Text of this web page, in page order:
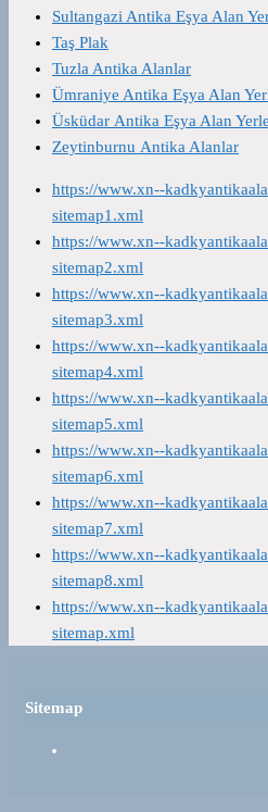
Sultangazi Antika Eşya Alan
Taş Plak
Tuzla Antika Alanlar
Ümraniye Antika Eşya Alan
Üsküdar Antika Eşya Alan
Zeytinburnu Antika Alanlar
https://www.xn--
sitemap1.xml
https://www.xn--
sitemap2.xml
https://www.xn--
sitemap3.xml
https://www.xn--
sitemap4.xml
https://www.xn--
sitemap5.xml
https://www.xn--
sitemap6.xml
https://www.xn--
sitemap7.xml
https://www.xn--
sitemap8.xml
https://www.xn--
sitemap.xml
Sitemap